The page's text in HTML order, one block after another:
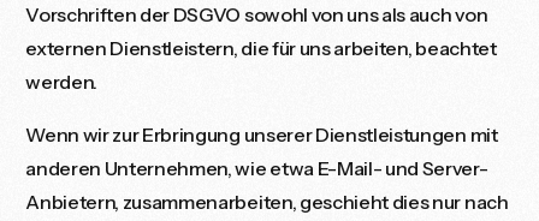
Vorschriften der DSGVO sowohl von uns als auch von
externen Dienstleistern, die für uns arbeiten, beachtet
werden.
Wenn wir zur Erbringung unserer Dienstleistungen mit
anderen Unternehmen, wie etwa E-Mail- und Server-
Anbietern, zusammenarbeiten, geschieht dies nur nach